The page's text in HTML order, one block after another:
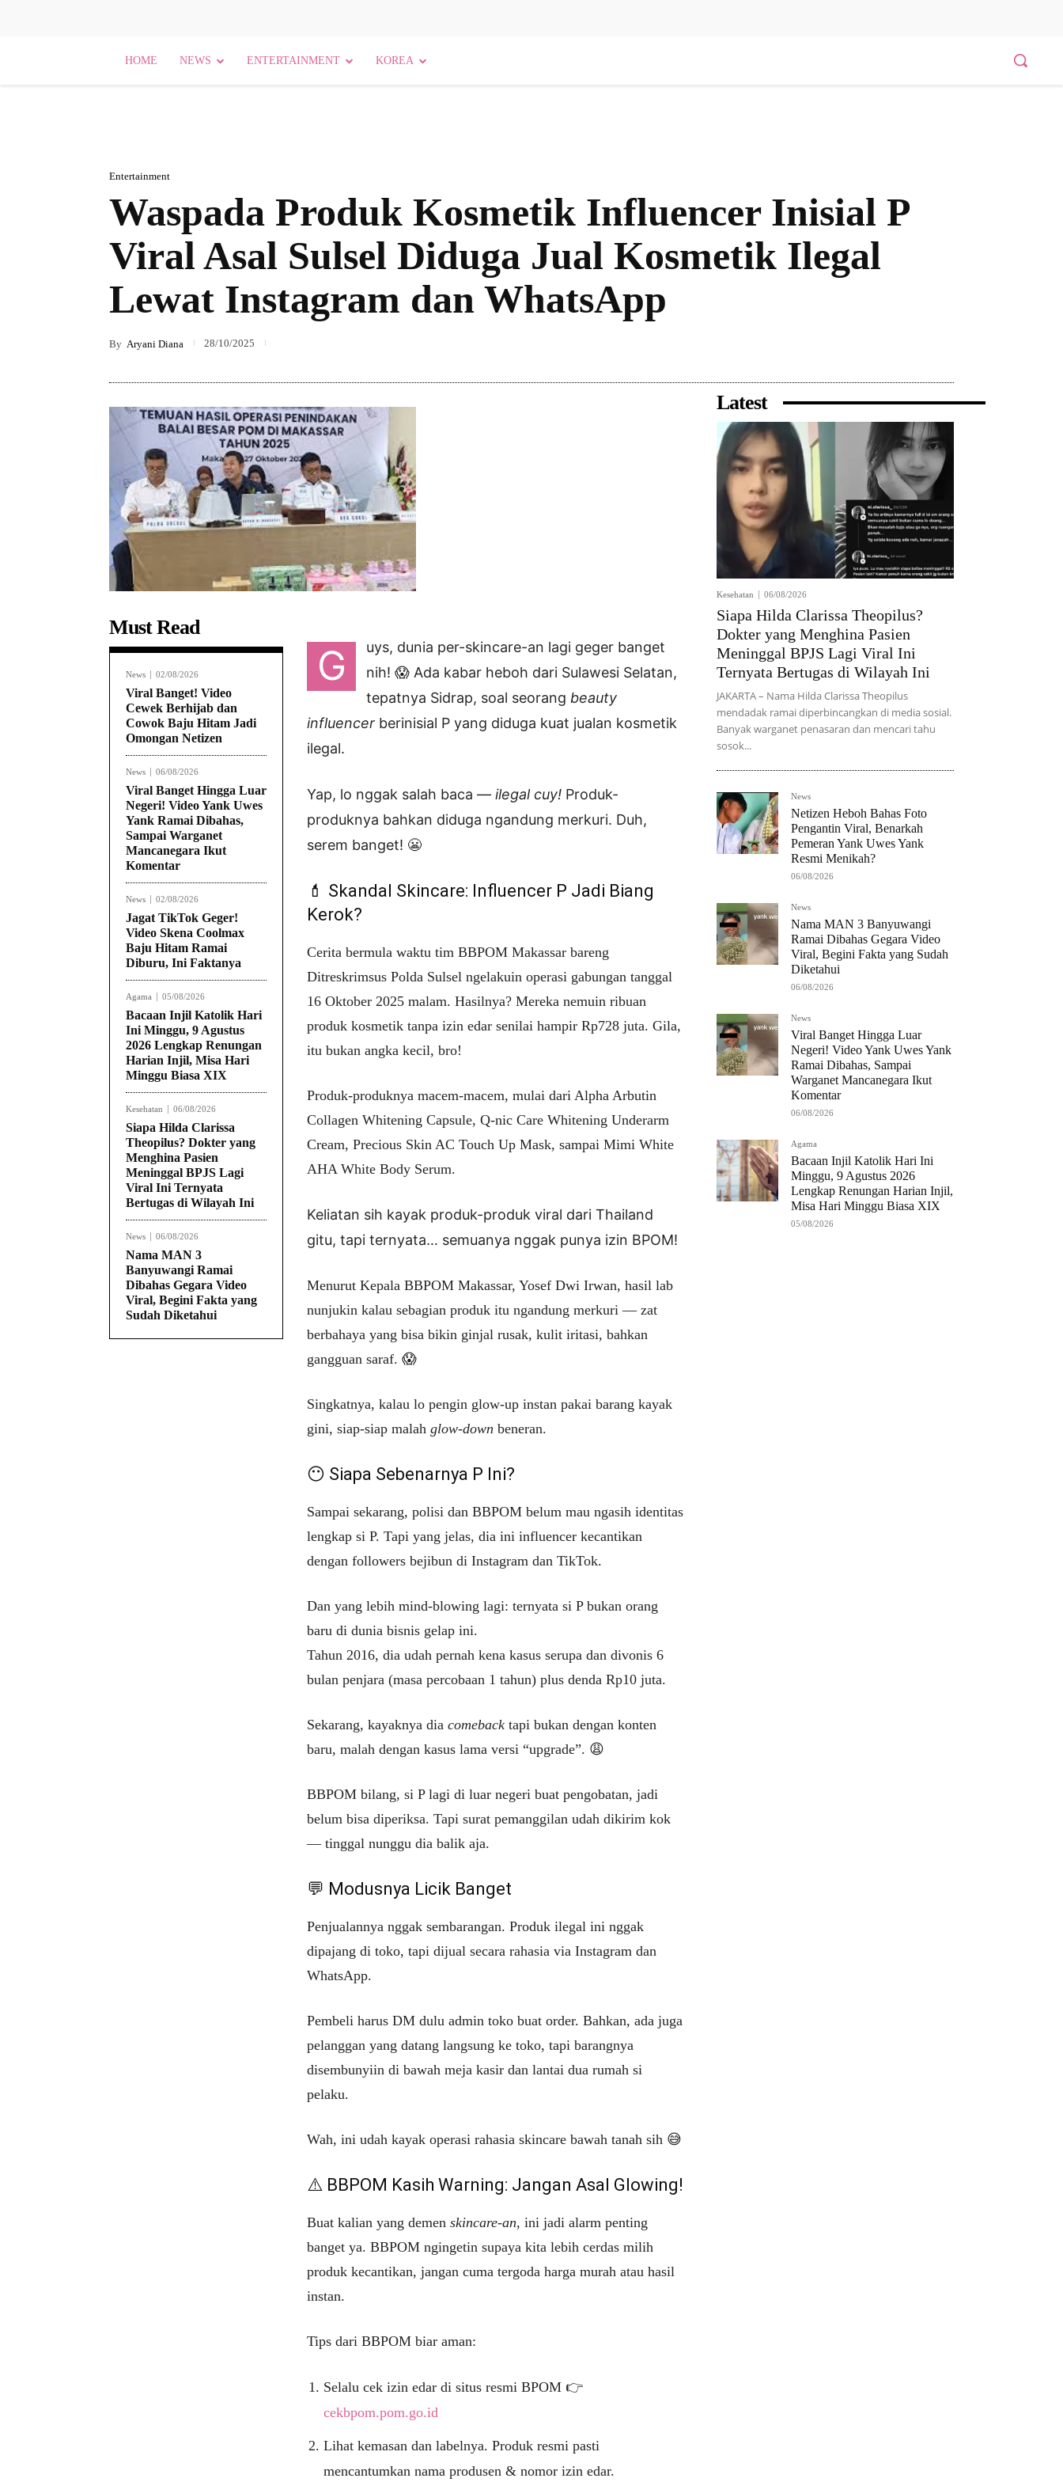
HOME NEWS ENTERTAINMENT KOREA
Entertainment
Waspada Produk Kosmetik Influencer Inisial P
Viral Asal Sulsel Diduga Jual Kosmetik Ilegal
Lewat Instagram dan WhatsApp
By Aryani Diana 28/10/2025
Must Read
News 02/08/2026
Viral Banget! Video
Cewek Berhijab dan
Cowok Baju Hitam Jadi
Omongan Netizen
News 06/08/2026
Viral Banget Hingga Luar
Negeri! Video Yank Uwes
Yank Ramai Dibahas,
Sampai Warganet
Mancanegara Ikut
Komentar
News 02/08/2026
Jagat TikTok Geger!
Video Skena Coolmax
Baju Hitam Ramai
Diburu, Ini Faktanya
Agama 05/08/2026
Bacaan Injil Katolik Hari
Ini Minggu, 9 Agustus
2026 Lengkap Renungan
Harian Injil, Misa Hari
Minggu Biasa XIX
Kesehatan 06/08/2026
Siapa Hilda Clarissa
Theopilus? Dokter yang
Menghina Pasien
Meninggal BPJS Lagi
Viral Ini Ternyata
Bertugas di Wilayah Ini
News 06/08/2026
Nama MAN 3
Banyuwangi Ramai
Dibahas Gegara Video
Viral, Begini Fakta yang
Sudah Diketahui
G
uys, dunia per-skincare-an lagi geger banget
nih! 😱 Ada kabar heboh dari Sulawesi Selatan,
tepatnya Sidrap, soal seorang beauty
influencer berinisial P yang diduga kuat jualan kosmetik
ilegal.
Yap, lo nggak salah baca — ilegal cuy! Produk-
produknya bahkan diduga ngandung merkuri. Duh,
serem banget! 😬
💄 Skandal Skincare: Influencer P Jadi Biang
Kerok?
Cerita bermula waktu tim BBPOM Makassar bareng
Ditreskrimsus Polda Sulsel ngelakuin operasi gabungan tanggal
16 Oktober 2025 malam. Hasilnya? Mereka nemuin ribuan
produk kosmetik tanpa izin edar senilai hampir Rp728 juta. Gila,
itu bukan angka kecil, bro!
Produk-produknya macem-macem, mulai dari Alpha Arbutin
Collagen Whitening Capsule, Q-nic Care Whitening Underarm
Cream, Precious Skin AC Touch Up Mask, sampai Mimi White
AHA White Body Serum.
Keliatan sih kayak produk-produk viral dari Thailand
gitu, tapi ternyata… semuanya nggak punya izin BPOM!
Menurut Kepala BBPOM Makassar, Yosef Dwi Irwan, hasil lab
nunjukin kalau sebagian produk itu ngandung merkuri — zat
berbahaya yang bisa bikin ginjal rusak, kulit iritasi, bahkan
gangguan saraf. 😱
Singkatnya, kalau lo pengin glow-up instan pakai barang kayak
gini, siap-siap malah glow-down beneran.
😶 Siapa Sebenarnya P Ini?
Sampai sekarang, polisi dan BBPOM belum mau ngasih identitas
lengkap si P. Tapi yang jelas, dia ini influencer kecantikan
dengan followers bejibun di Instagram dan TikTok.
Dan yang lebih mind-blowing lagi: ternyata si P bukan orang
baru di dunia bisnis gelap ini.
Tahun 2016, dia udah pernah kena kasus serupa dan divonis 6
bulan penjara (masa percobaan 1 tahun) plus denda Rp10 juta.
Sekarang, kayaknya dia comeback tapi bukan dengan konten
baru, malah dengan kasus lama versi “upgrade”. 😩
BBPOM bilang, si P lagi di luar negeri buat pengobatan, jadi
belum bisa diperiksa. Tapi surat pemanggilan udah dikirim kok
— tinggal nunggu dia balik aja.
💬 Modusnya Licik Banget
Penjualannya nggak sembarangan. Produk ilegal ini nggak
dipajang di toko, tapi dijual secara rahasia via Instagram dan
WhatsApp.
Pembeli harus DM dulu admin toko buat order. Bahkan, ada juga
pelanggan yang datang langsung ke toko, tapi barangnya
disembunyiin di bawah meja kasir dan lantai dua rumah si
pelaku.
Wah, ini udah kayak operasi rahasia skincare bawah tanah sih 😅
⚠️ BBPOM Kasih Warning: Jangan Asal Glowing!
Buat kalian yang demen skincare-an, ini jadi alarm penting
banget ya. BBPOM ngingetin supaya kita lebih cerdas milih
produk kecantikan, jangan cuma tergoda harga murah atau hasil
instan.
Tips dari BBPOM biar aman:
Selalu cek izin edar di situs resmi BPOM 👉
cekbpom.pom.go.id
Lihat kemasan dan labelnya. Produk resmi pasti
mencantumkan nama produsen & nomor izin edar.
Latest
Kesehatan 06/08/2026
Siapa Hilda Clarissa Theopilus?
Dokter yang Menghina Pasien
Meninggal BPJS Lagi Viral Ini
Ternyata Bertugas di Wilayah Ini
JAKARTA – Nama Hilda Clarissa Theopilus
mendadak ramai diperbincangkan di media sosial.
Banyak warganet penasaran dan mencari tahu
sosok...
News
Netizen Heboh Bahas Foto
Pengantin Viral, Benarkah
Pemeran Yank Uwes Yank
Resmi Menikah?
06/08/2026
News
Nama MAN 3 Banyuwangi
Ramai Dibahas Gegara Video
Viral, Begini Fakta yang Sudah
Diketahui
06/08/2026
News
Viral Banget Hingga Luar
Negeri! Video Yank Uwes Yank
Ramai Dibahas, Sampai
Warganet Mancanegara Ikut
Komentar
06/08/2026
Agama
Bacaan Injil Katolik Hari Ini
Minggu, 9 Agustus 2026
Lengkap Renungan Harian Injil,
Misa Hari Minggu Biasa XIX
05/08/2026